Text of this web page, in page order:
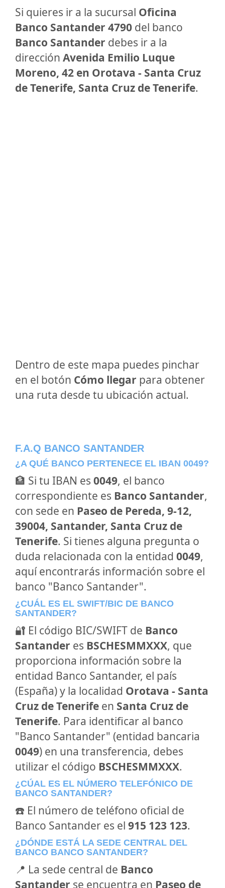
Si quieres ir a la sucursal Oficina
Banco Santander 4790 del banco
Banco Santander debes ir a la
dirección Avenida Emilio Luque
Moreno, 42 en Orotava - Santa Cruz
de Tenerife, Santa Cruz de Tenerife.
Dentro de este mapa puedes pinchar
en el botón Cómo llegar para obtener
una ruta desde tu ubicación actual.
F.A.Q BANCO SANTANDER
¿A QUÉ BANCO PERTENECE EL IBAN 0049?
🏦 Si tu IBAN es 0049, el banco
correspondiente es Banco Santander,
con sede en Paseo de Pereda, 9-12,
39004, Santander, Santa Cruz de
Tenerife. Si tienes alguna pregunta o
duda relacionada con la entidad 0049,
aquí encontrarás información sobre el
banco "Banco Santander".
¿CUÁL ES EL SWIFT/BIC DE BANCO
SANTANDER?
🔐 El código BIC/SWIFT de Banco
Santander es BSCHESMMXXX, que
proporciona información sobre la
entidad Banco Santander, el país
(España) y la localidad Orotava - Santa
Cruz de Tenerife en Santa Cruz de
Tenerife. Para identificar al banco
"Banco Santander" (entidad bancaria
0049) en una transferencia, debes
utilizar el código BSCHESMMXXX.
¿CÚAL ES EL NÚMERO TELEFÓNICO DE
BANCO SANTANDER?
☎️ El número de teléfono oficial de
Banco Santander es el 915 123 123.
¿DÓNDE ESTÁ LA SEDE CENTRAL DEL
BANCO BANCO SANTANDER?
📍 La sede central de Banco
Santander se encuentra en Paseo de